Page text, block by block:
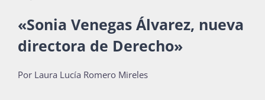
La Boletina
Blog
«Sonia Venegas Álvarez, nueva
directora de Derecho»
Por Laura Lucía Romero Mireles